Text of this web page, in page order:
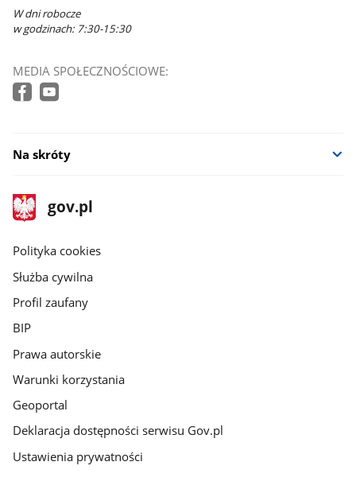
W dni robocze
w godzinach: 7:30-15:30
MEDIA SPOŁECZNOŚCIOWE:
Na skróty
stopka
gov.pl
Strona
gov.pl
gov.pl
Polityka cookies
Służba cywilna
Profil zaufany
BIP
Prawa autorskie
Warunki korzystania
Geoportal
Deklaracja dostępności serwisu Gov.pl
Ustawienia prywatności